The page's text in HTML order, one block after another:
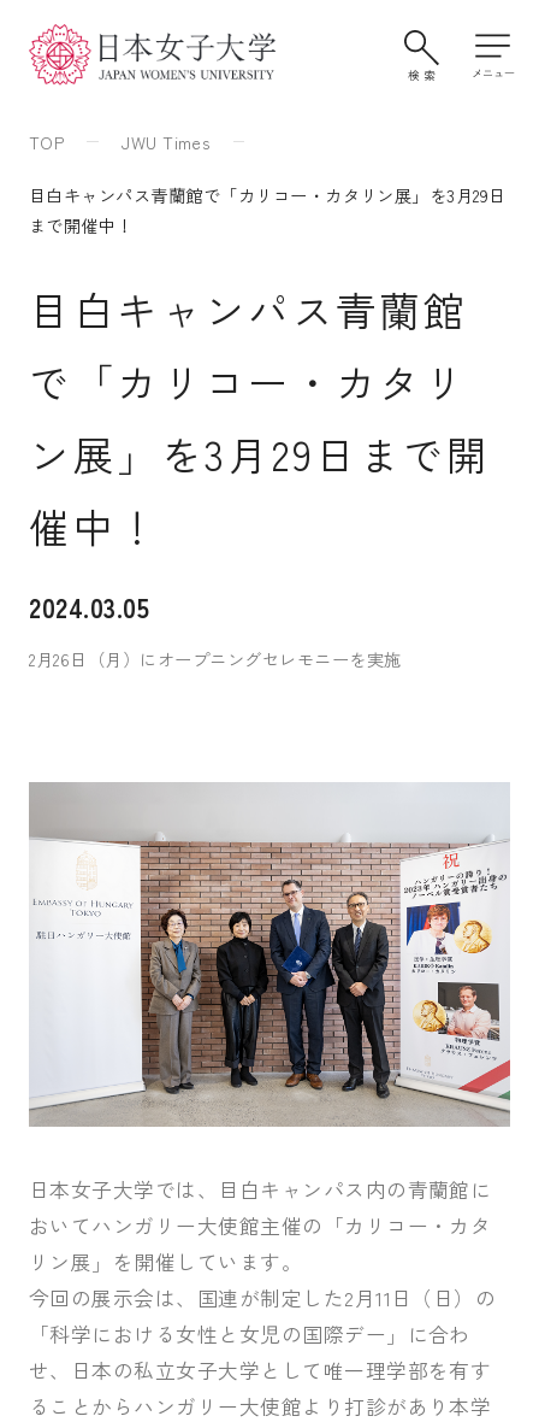
大学案内・学びの特色
入試案内
国際交流・留学
通信教育・生涯学習
受験生の皆さま
保護者等の皆さま
在学生の皆さま
卒業生の皆さま
企業の皆さま
学校法人日本女子大学
附属豊明幼稚園
附属高等学校
日本女子大学通信教育課程
TOP JWU Times
目白キャンパス青蘭館で「カリコー・カタリン展」を3月29日
まで開催中！
目白キャンパス青蘭館
で「カリコー・カタリ
ン展」を3月29日まで開
催中！
2024.03.05
2月26日（月）にオープニングセレモニーを実施
日本女子大学では、目白キャンパス内の青蘭館に
おいてハンガリー大使館主催の「カリコー・カタ
リン展」を開催しています。
今回の展示会は、国連が制定した2月11日（日）の
「科学における女性と女児の国際デー」に合わ
せ、日本の私立女子大学として唯一理学部を有す
ることからハンガリー大使館より打診があり本学